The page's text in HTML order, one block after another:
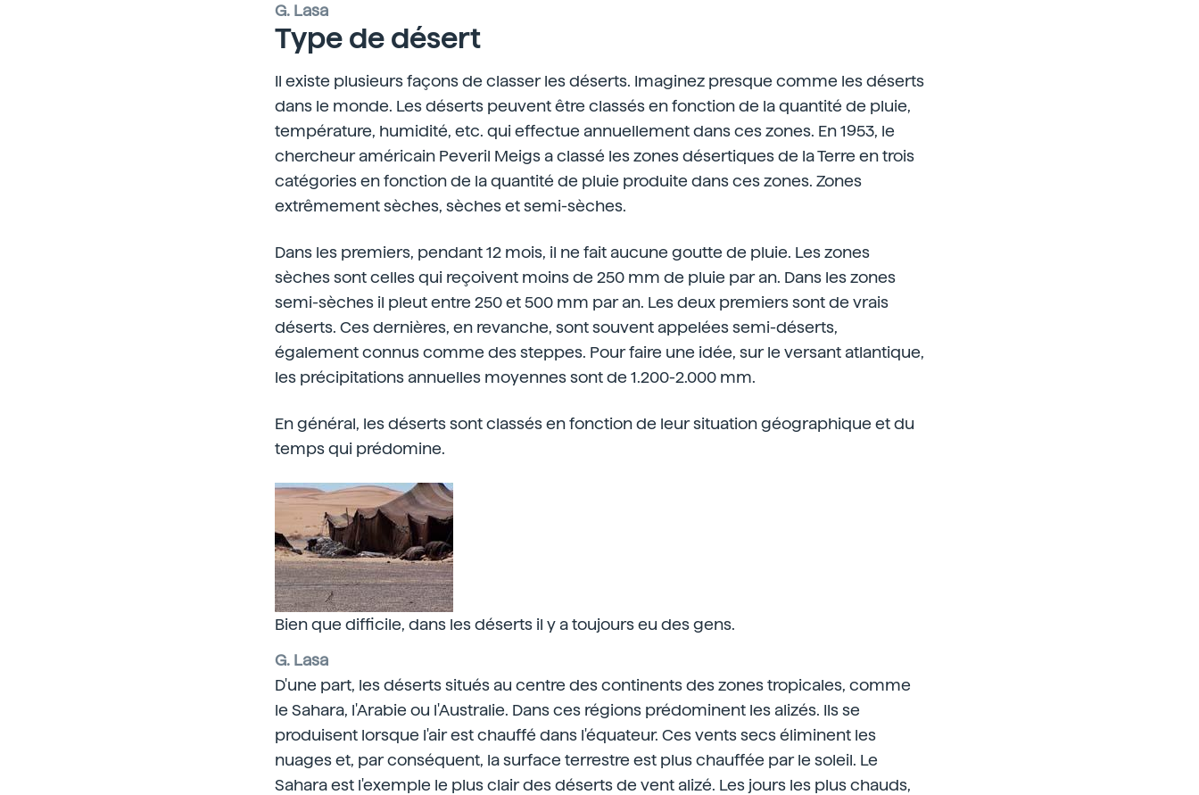
G. Lasa
Type de désert
Il existe plusieurs façons de classer les déserts. Imaginez presque comme les déserts
dans le monde. Les déserts peuvent être classés en fonction de la quantité de pluie,
température, humidité, etc. qui effectue annuellement dans ces zones. En 1953, le
chercheur américain Peveril Meigs a classé les zones désertiques de la Terre en trois
catégories en fonction de la quantité de pluie produite dans ces zones. Zones
extrêmement sèches, sèches et semi-sèches.
Dans les premiers, pendant 12 mois, il ne fait aucune goutte de pluie. Les zones
sèches sont celles qui reçoivent moins de 250 mm de pluie par an. Dans les zones
semi-sèches il pleut entre 250 et 500 mm par an. Les deux premiers sont de vrais
déserts. Ces dernières, en revanche, sont souvent appelées semi-déserts,
également connus comme des steppes. Pour faire une idée, sur le versant atlantique,
les précipitations annuelles moyennes sont de 1.200-2.000 mm.
En général, les déserts sont classés en fonction de leur situation géographique et du
temps qui prédomine.
Bien que difficile, dans les déserts il y a toujours eu des gens.
G. Lasa
D'une part, les déserts situés au centre des continents des zones tropicales, comme
le Sahara, l'Arabie ou l'Australie. Dans ces régions prédominent les alizés. Ils se
produisent lorsque l'air est chauffé dans l'équateur. Ces vents secs éliminent les
nuages et, par conséquent, la surface terrestre est plus chauffée par le soleil. Le
Sahara est l'exemple le plus clair des déserts de vent alizé. Les jours les plus chauds,